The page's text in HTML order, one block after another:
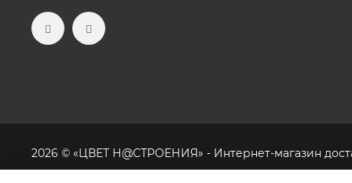
2026 © «ЦВЕТ Н@СТРОЕНИЯ» - Интернет-магазин